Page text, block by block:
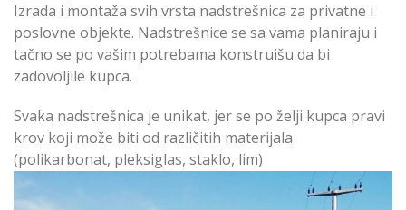
Izrada i montaža svih vrsta nadstrešnica za privatne i
poslovne objekte. Nadstrešnice se sa vama planiraju i
tačno se po vašim potrebama konstruišu da bi
zadovoljile kupca.
Svaka nadstrešnica je unikat, jer se po želji kupca pravi
krov koji može biti od različitih materijala
(polikarbonat, pleksiglas, staklo, lim)